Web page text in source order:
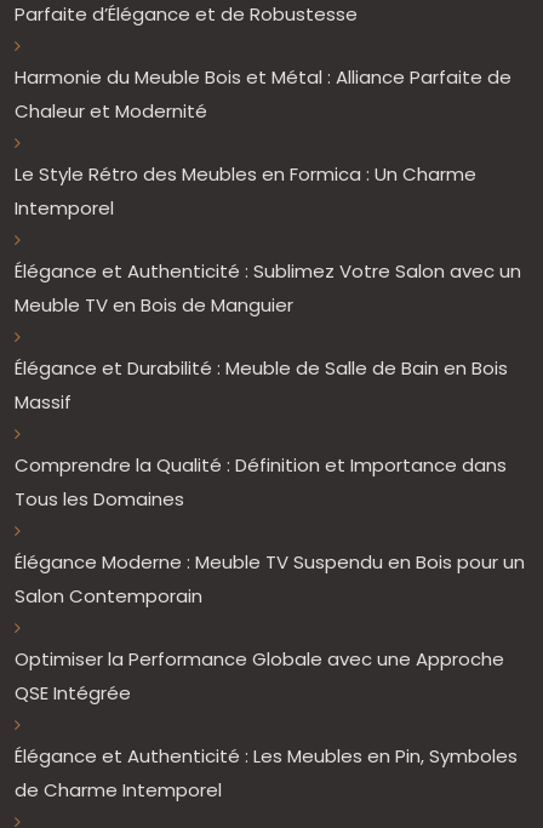
Parfaite d’Élégance et de Robustesse
Harmonie du Meuble Bois et Métal : Alliance Parfaite de
Chaleur et Modernité
Le Style Rétro des Meubles en Formica : Un Charme
Intemporel
Élégance et Authenticité : Sublimez Votre Salon avec un
Meuble TV en Bois de Manguier
Élégance et Durabilité : Meuble de Salle de Bain en Bois
Massif
Comprendre la Qualité : Définition et Importance dans
Tous les Domaines
Élégance Moderne : Meuble TV Suspendu en Bois pour un
Salon Contemporain
Optimiser la Performance Globale avec une Approche
QSE Intégrée
Élégance et Authenticité : Les Meubles en Pin, Symboles
de Charme Intemporel